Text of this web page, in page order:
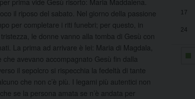
il riposo del sabato. Nel giorno della passione
per completare i riti funebri; per questo, in
le donne vanno alla tomba di Gesù con
La prima ad arrivare è lei: Maria di Magdala,
che avevano accompagnato Gesù fin dalla
il sepolcro si rispecchia la fedeltà di tante
che non c’è più. I legami più autentici non
se la persona amata se n’è andata per
17
24